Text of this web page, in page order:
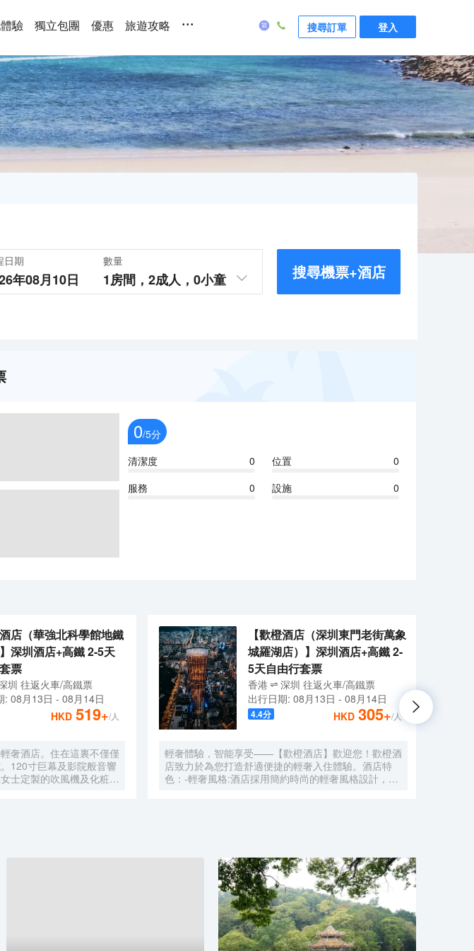
驗 獨立包團 優惠 旅遊攻略 ... 搜尋訂單 登入
日期
年08月10日
數量
1房間， 2成人， 0小童 搜尋機票+酒店
0/5分
清潔度
0 位置
0
服務
0 設施 0
酒店（華強北科學館地鐵
深圳酒店+高鐵 2-5天
票
圳 往返火車/高鐵票
: 08月13日 - 08月14日
HKD 519+/人
奢酒店。住在這裏不僅僅
120寸巨幕及影院般音響
士定製的吹風機及化粧
【歡橙酒店（深圳東門老街萬象
城羅湖店）】深圳酒店+高鐵 2-
5天自由行套票
香港 深圳 往返火車/高鐵票
出行日期: 08月13日 - 08月14日
4.4分 HKD 305+/人
輕奢體驗，智能享受——【歡橙酒店】歡迎您！歡橙酒
店致力於為您打造舒適便捷的輕奢入住體驗。酒店特
色：-輕奢風格:酒店採用簡約時尚的輕奢風格設計，注
影院，享受震撼視聽盛宴。-貼心服務:酒店設有洗衣
房，並提供烘乾服務，解決您的洗衣煩惱，讓旅途更加
輕鬆自在。歡橙酒店是您商務出行、休閒度假的理想之
選。期待您的光臨！温馨提示，圖片僅供參考，無法涵
蓋所有房型，詳細的實物照片請諮詢酒店。